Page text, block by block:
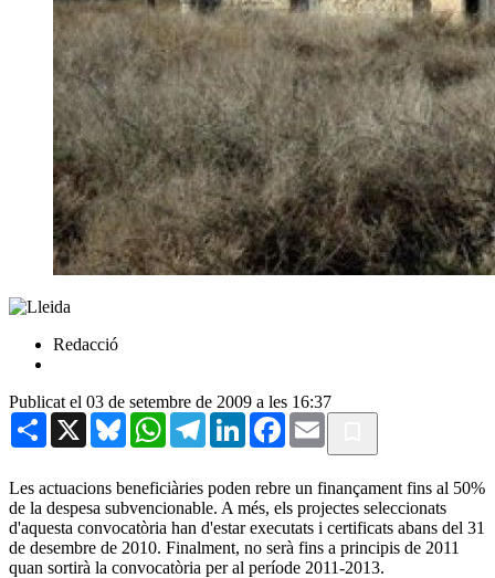
Redacció
Publicat el 03 de setembre de 2009 a les 16:37
Share X BlueskyWhatsAppTelegramLinkedInFacebook
Email
Les actuacions beneficiàries poden rebre un finançament fins al 50%
de la despesa subvencionable. A més, els projectes seleccionats
d'aquesta convocatòria han d'estar executats i certificats abans del 31
de desembre de 2010. Finalment, no serà fins a principis de 2011
quan sortirà la convocatòria per al període 2011-2013.